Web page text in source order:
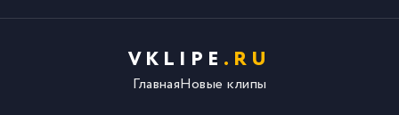
VKLIPE .RU
ГлавнаяНовые клипы